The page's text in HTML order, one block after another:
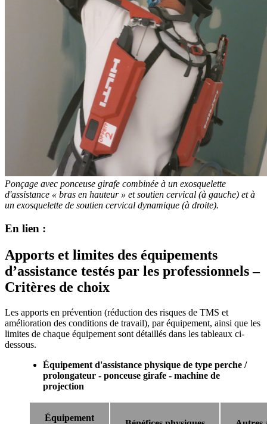
Ponçage avec ponceuse girafe combinée à un exosquelette
d'assistance « bras en hauteur » et soutien cervical (à gauche) et à
un exosquelette de soutien cervical dynamique (à droite).
En lien :
Apports et limites des équipements
d’assistance testés par les professionnels –
Critères de choix
Les apports en prévention (réduction des risques de TMS et
amélioration des conditions de travail), par équipement, ainsi que les
limites de chaque équipement sont détaillés dans les tableaux ci-
dessous.
Équipement d'assistance physique de type perche /
prolongateur - ponceuse girafe - machine de
projection
Équipement